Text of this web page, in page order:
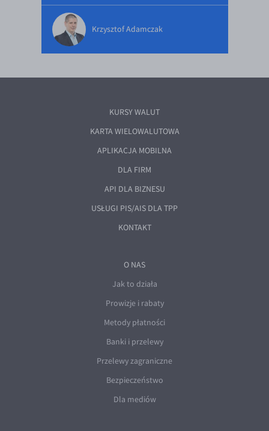
Krzysztof Adamczak
KURSY WALUT
KARTA WIELOWALUTOWA
APLIKACJA MOBILNA
DLA FIRM
API DLA BIZNESU
USŁUGI PIS/AIS DLA TPP
KONTAKT
O NAS
Jak to działa
Prowizje i rabaty
Metody płatności
Banki i przelewy
Przelewy zagraniczne
Bezpieczeństwo
Dla mediów